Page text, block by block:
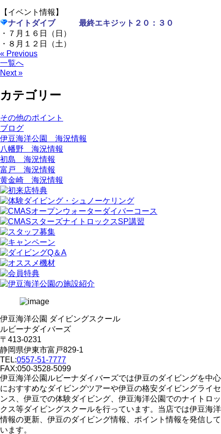
【イベント情報】
ナイトダイブ 最終エキジット２０：３０
・７月１６日（日）
・８月１２日（土）
« Previous
一覧へ
Next »
カテゴリー
その他のポイント
ブログ
伊豆海洋公園 海況情報
八幡野 海況情報
初島 海況情報
富戸 海況情報
黄金崎 海況情報
伊豆海洋公園 ダイビングスクール
ルビーナダイバーズ
〒413-0231
静岡県伊東市富戸829-1
TEL:0557-51-7777
FAX:050-3528-5099
伊豆海洋公園ルビーナダイバーズでは伊豆のダイビングを中心
におすすめなダイビングツアーや伊豆の格安ダイビングライセ
ンス、伊豆での体験ダイビング、伊豆海洋公園でのナイトロッ
クス等ダイビングスクールを行っています。当店では伊豆海洋
情報の更新、伊豆のダイビング情報、ポイント情報を発信して
います。